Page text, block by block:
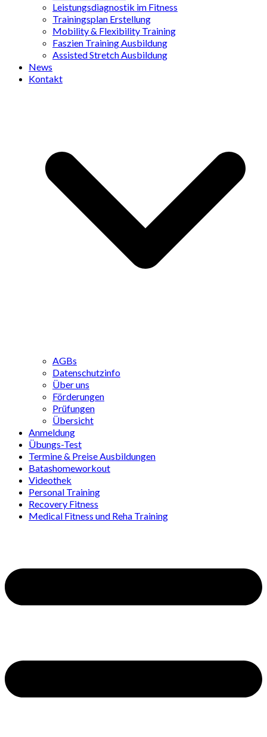
Leistungsdiagnostik im Fitness
Trainingsplan Erstellung
Mobility & Flexibility Training
Faszien Training Ausbildung
Assisted Stretch Ausbildung
News
Kontakt
AGBs
Datenschutzinfo
Über uns
Förderungen
Prüfungen
Übersicht
Anmeldung
Übungs-Test
Termine & Preise Ausbildungen
Batashomeworkout
Videothek
Personal Training
Recovery Fitness
Medical Fitness und Reha Training